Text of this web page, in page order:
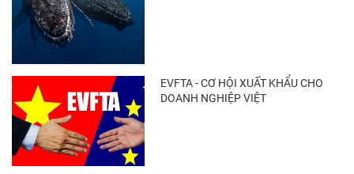
Điểm tin thủy sản thế giới ngày 3/8/2026
EVFTA - CƠ HỘI XUẤT KHẨU CHO
DOANH NGHIỆP VIỆT